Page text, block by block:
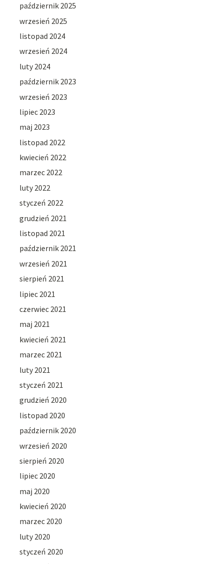
październik 2025
wrzesień 2025
listopad 2024
wrzesień 2024
luty 2024
październik 2023
wrzesień 2023
lipiec 2023
maj 2023
listopad 2022
kwiecień 2022
marzec 2022
luty 2022
styczeń 2022
grudzień 2021
listopad 2021
październik 2021
wrzesień 2021
sierpień 2021
lipiec 2021
czerwiec 2021
maj 2021
kwiecień 2021
marzec 2021
luty 2021
styczeń 2021
grudzień 2020
listopad 2020
październik 2020
wrzesień 2020
sierpień 2020
lipiec 2020
maj 2020
kwiecień 2020
marzec 2020
luty 2020
styczeń 2020